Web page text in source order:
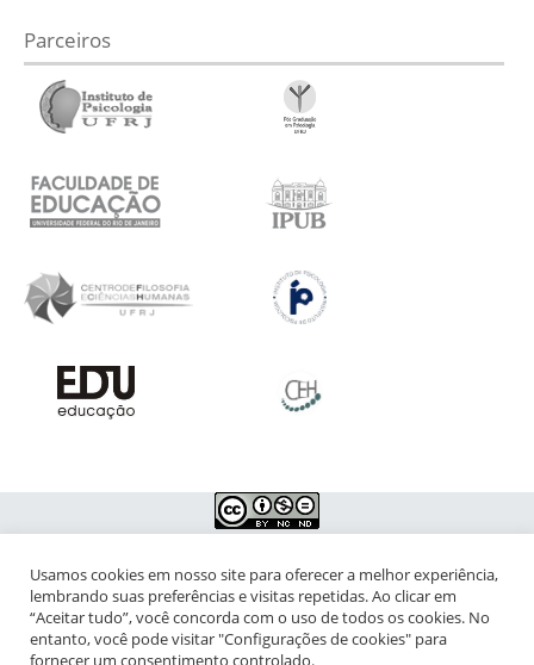
Parceiros
NIPIAC – Núcleo Interdisciplinar de Pesquisa para a Infância e
Adolescência Contemporâneas
Universidade Federal do Rio de Janeiro - Campus da Praia Vermelha
Usamos cookies em nosso site para oferecer a melhor experiência,
lembrando suas preferências e visitas repetidas. Ao clicar em
“Aceitar tudo”, você concorda com o uso de todos os cookies. No
entanto, você pode visitar "Configurações de cookies" para
fornecer um consentimento controlado.